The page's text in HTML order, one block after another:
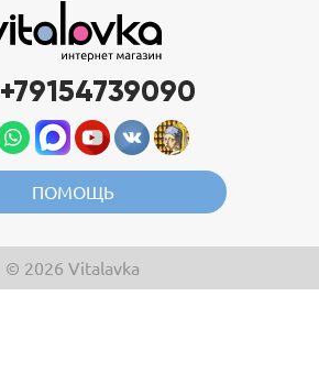
+79154739090
ПОМОЩЬ
© 2026 Vitalavka